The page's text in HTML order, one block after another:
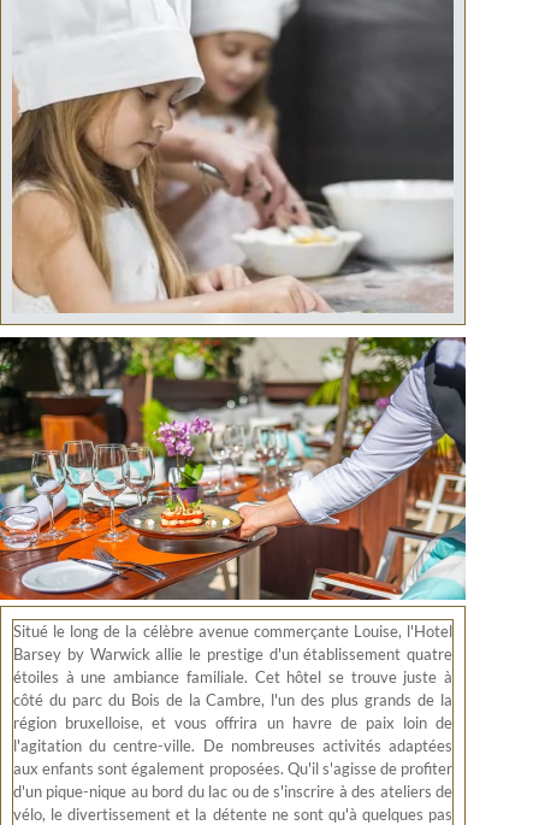
Situé le long de la célèbre avenue commerçante Louise, l'Hotel
Barsey by Warwick allie le prestige d'un établissement quatre
étoiles à une ambiance familiale. Cet hôtel se trouve juste à
côté du parc du Bois de la Cambre, l'un des plus grands de la
région bruxelloise, et vous offrira un havre de paix loin de
l'agitation du centre-ville. De nombreuses activités adaptées
aux enfants sont également proposées. Qu'il s'agisse de profiter
d'un pique-nique au bord du lac ou de s'inscrire à des ateliers de
vélo, le divertissement et la détente ne sont qu'à quelques pas